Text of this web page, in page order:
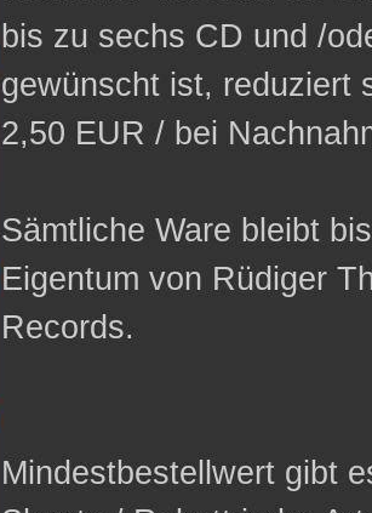
bis zu sechs CD und /
gewünscht ist, reduziert
2,50 EUR / bei
Sämtliche Ware bleibt
Eigentum von Rüdiger
Records.
Mindestbestellwert gibt